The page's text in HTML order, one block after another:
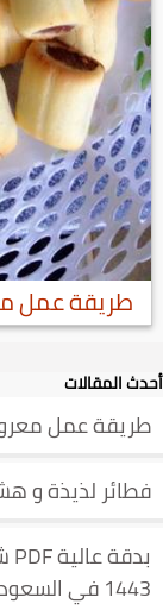
طريقة عمل
أحدث المقالات
طريقة عمل
فطائر لذيذة و
1443 في السعودية